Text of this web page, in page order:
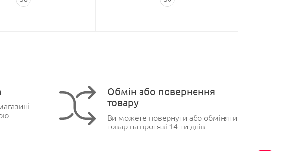
Обмін або повернення
товару
Ви можете повернути або обміняти
товар на протязі 14-ти днів